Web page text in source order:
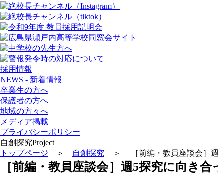
採用情報
NEWS - 新着情報
卒業生の方へ
保護者の方へ
地域の方々へ
メディア掲載
プライバシーポリシー
自創探究Project
トップページ ＞ 自創探究 ＞ ［前編・教員座談会］週
［前編・教員座談会］週5探究に向き